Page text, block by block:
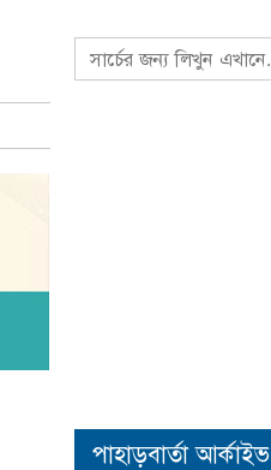
পাহাড়বার্তা আর্কাইভ